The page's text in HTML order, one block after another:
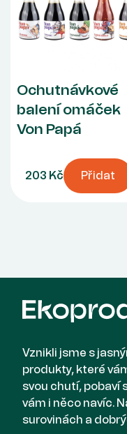
Ochutnávkové
balení omáček
Von Papá
203 Kč Přidat
Vznikli jsme s
produkty, které
svou chutí, pobaví
vám i něco navíc.
surovinách a